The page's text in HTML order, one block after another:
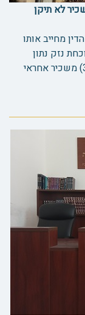
לא תיקן
מחייב אותו
פיצוי ללא הוכחת נזק נתון
לשיקול דעת בית הדין ואיננו בגדר אסמכתא. (3) משכיר אחראי